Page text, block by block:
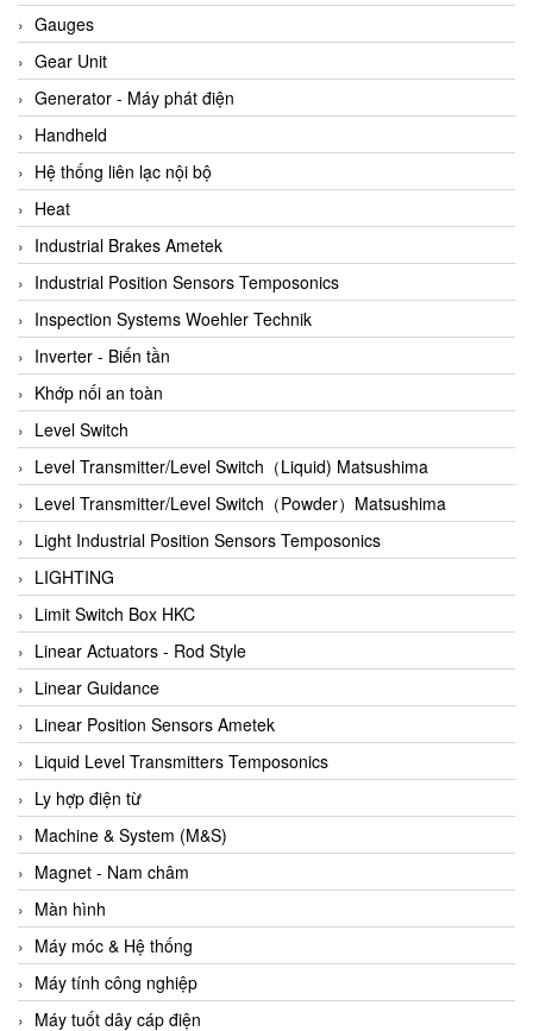
Arcos Hydraulik
Ardetem-Sfere-Vietnam
Argal
AS ENERGI
ASCO CO2
Asker
AT2E
ATC Pneumatic
ATEX System
ATI - IA
ATI (Analytical Technology Inc)
Atos
Atrax
Auma
Autec
Auto Flow
Automatic valve
Aventics
Avproglobal
Axiomtek
AZBIL
B&C Electronics
B&R
Babcok wilcox
Baelz Automatic Vietnam
Bahr Modultechnik Vietnam
Balluff
BamBo Vietnam
Gauges
Gear Unit
Generator - Máy phát điện
Handheld
Hệ thống liên lạc nội bộ
Heat
Industrial Brakes Ametek
Industrial Position Sensors Temposonics
Inspection Systems Woehler Technik
Inverter - Biến tần
Khớp nối an toàn
Level Switch
Level Transmitter/Level Switch（Liquid) Matsushima
Level Transmitter/Level Switch（Powder）Matsushima
Light Industrial Position Sensors Temposonics
LIGHTING
Limit Switch Box HKC
Linear Actuators - Rod Style
Linear Guidance
Linear Position Sensors Ametek
Liquid Level Transmitters Temposonics
Ly hợp điện từ
Machine & System (M&S)
Magnet - Nam châm
Màn hình
Máy móc & Hệ thống
Máy tính công nghiệp
Máy tuốt dây cáp điện